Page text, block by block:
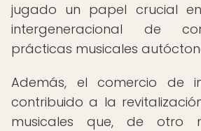
jugado un papel crucial
intergeneracional de
prácticas musicales
Además, el comercio de
contribuido a la
musicales que, de otro